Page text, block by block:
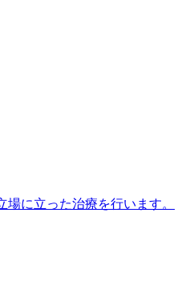
に立った治療を行います。